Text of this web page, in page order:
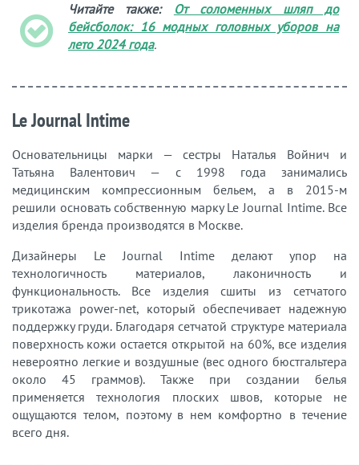
Читайте также:
От соломенных шляп до
бейсболок: 16 модных головных уборов на
лето 2024 года.
Le Journal Intime
Основательницы марки — сестры Наталья Войнич и
Татьяна Валентович — с 1998 года занимались
медицинским компрессионным бельем, а в 2015-м
решили основать собственную марку Le Journal Intime. Все
изделия бренда производятся в Москве.
Дизайнеры Le Journal Intime делают упор на
технологичность материалов, лаконичность и
функциональность. Все изделия сшиты из сетчатого
трикотажа power-net, который обеспечивает надежную
поддержку груди. Благодаря сетчатой структуре материала
поверхность кожи остается открытой на 60%, все изделия
невероятно легкие и воздушные (вес одного бюстгальтера
около 45 граммов). Также при создании белья
применяется технология плоских швов, которые не
ощущаются телом, поэтому в нем комфортно в течение
всего дня.